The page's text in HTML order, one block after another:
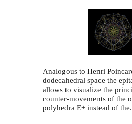
Analogous to Henri
dodecahedral space the
allows to visualize the
counter-movements of the
polyhedra E+ instead of